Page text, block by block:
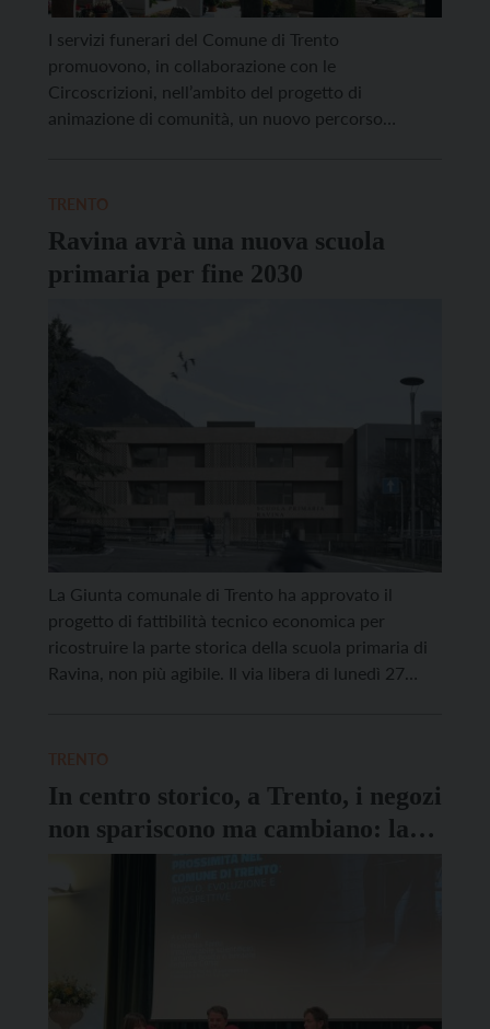
I servizi funerari del Comune di Trento
promuovono, in collaborazione con le
Circoscrizioni, nell’ambito del progetto di
animazione di comunità, un nuovo percorso
di Trento […]
Ravina avrà una nuova scuola
primaria per fine 2030
La Giunta comunale di Trento ha approvato il
progetto di fattibilità tecnico economica per
ricostruire la parte storica della scuola primaria di
Ravina, non più agibile. Il via libera di lunedì 27
In centro storico, a Trento, i negozi
non spariscono ma cambiano: la
ricerca dell’Università di Trento